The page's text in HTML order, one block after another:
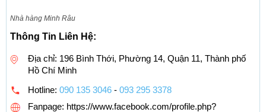
Nhà hàng Minh Râu
Thông Tin Liên Hệ:
Địa chỉ: 196 Bình Thới, Phường 14, Quận 11, Thành phố
Hồ Chí Minh
Hotline: 090 135 3046 - 093 295 3378
Fanpage: https://www.facebook.com/profile.php?